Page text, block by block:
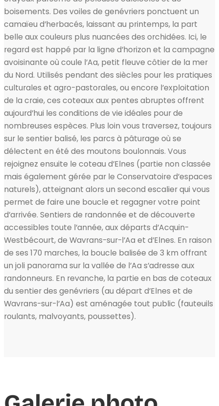
boisements. Des voiles de genévriers ponctuent un
camaïeu d’herbacés, laissant au printemps, la part
belle aux couleurs plus nuancées des orchidées. Ici, le
regard est happé par la ligne d’horizon et la campagne
avoisinante où coule l’Aa, petit fleuve côtier de la mer
du Nord. Utilisés pendant des siècles pour les pratiques
culturales et agro-pastorales, ou encore l’exploitation
de la craie, ces coteaux aux pentes abruptes offrent
aujourd’hui les conditions de vie idéales pour de
nombreuses espèces. Plus loin vous traversez, toujours
sur le sentier balisé, les parcs à pâturage où se
délectent en été des moutons boulonnais. Vous
rejoignez ensuite le coteau d’Elnes (partie non classée
mais également gérée par le Conservatoire d’espaces
naturels), atteignant alors un second escalier qui vous
permet de faire une boucle et regagner votre point
d’arrivée. Sentiers de randonnée et de découverte
accessibles toute l’année, aux départs d’Acquin-
Westbécourt, de Wavrans-sur-l’Aa et d’Elnes. En raison
de ses 170 marches, la boucle balisée de 3 km offrant
un joli panorama sur la vallée de l’Aa s’adresse aux
randonneurs. En revanche, la partie en bas de coteaux
du sentier des genévriers (au départ d’Elnes et de
Wavrans-sur-l’Aa) est aménagée tout public (fauteuils
roulants, malvoyants, poussettes).